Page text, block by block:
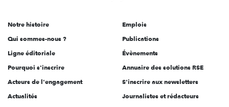
l'engagement
Notre histoire
Qui sommes-nous ?
Ligne éditoriale
Pourquoi s'inscrire
Acteurs de l'engagement
Actualités
Emplois
Publications
Évènements
Annuaire des solutions RSE
S'inscrire aux newsletters
Journalistes et rédacteurs